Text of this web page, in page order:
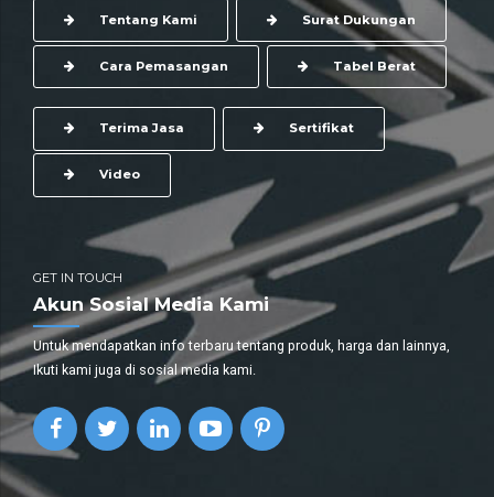
Tentang Kami Surat Dukungan
Cara Pemasangan Tabel Berat
Terima Jasa Sertifikat
Video
GET IN TOUCH
Akun Sosial Media Kami
Untuk mendapatkan info terbaru tentang produk, harga dan lainnya,
Ikuti kami juga di sosial media kami.